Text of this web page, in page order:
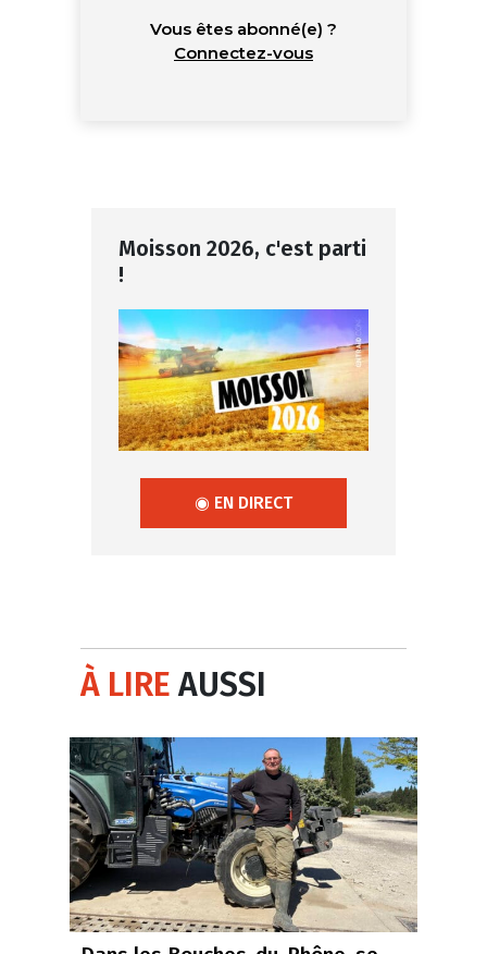
Vous êtes abonné(e) ?
Connectez-vous
Moisson 2026, c'est parti
!
◉ EN DIRECT
À LIREAUSSI